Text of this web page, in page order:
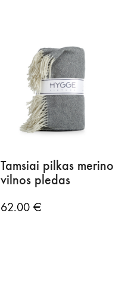
Tamsiai pilkas merino
vilnos pledas
62.00 €